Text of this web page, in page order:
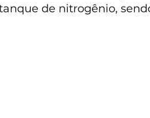
de nitrogênio,